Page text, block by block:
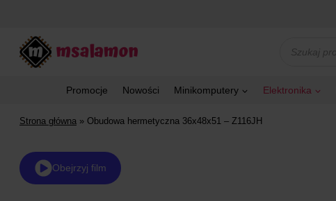
produktów
Promocje Nowości Minikomputery Elektronika
Strona główna » Obudowa hermetyczna 36x48x51 – Z116JH
Obejrzyj film